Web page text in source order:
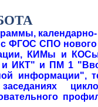
календарно-
с ФГОС СПО нового
КИМы и
и ИКТ" и ПМ 1
информации",